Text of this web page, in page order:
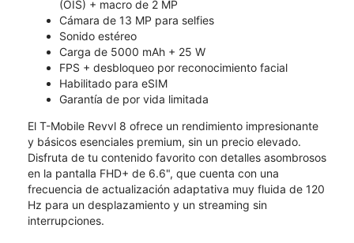
(OIS) + macro de 2 MP
Cámara de 13 MP para selfies
Sonido estéreo
Carga de 5000 mAh + 25 W
FPS + desbloqueo por reconocimiento facial
Habilitado para eSIM
Garantía de por vida limitada
El T-Mobile Revvl 8 ofrece un rendimiento impresionante
y básicos esenciales premium, sin un precio elevado.
Disfruta de tu contenido favorito con detalles asombrosos
en la pantalla FHD+ de 6.6", que cuenta con una
frecuencia de actualización adaptativa muy fluida de 120
Hz para un desplazamiento y un streaming sin
interrupciones.